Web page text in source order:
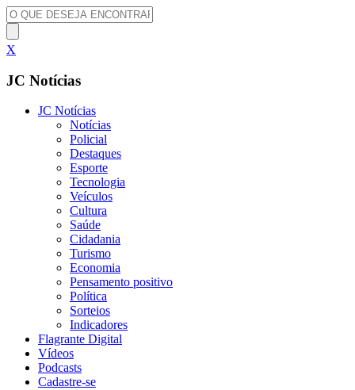
X
JC Notícias
JC Notícias
Notícias
Policial
Destaques
Esporte
Tecnologia
Veículos
Cultura
Saúde
Cidadania
Turismo
Economia
Pensamento positivo
Política
Sorteios
Indicadores
Flagrante Digital
Vídeos
Podcasts
Cadastre-se